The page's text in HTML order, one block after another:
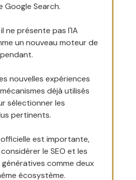
Google Search.
ne présente pas l'IA
un nouveau moteur de
nouvelles expériences
déjà utilisés
sélectionner les
pertinents.
est importante,
le SEO et les
comme deux
écosystème.